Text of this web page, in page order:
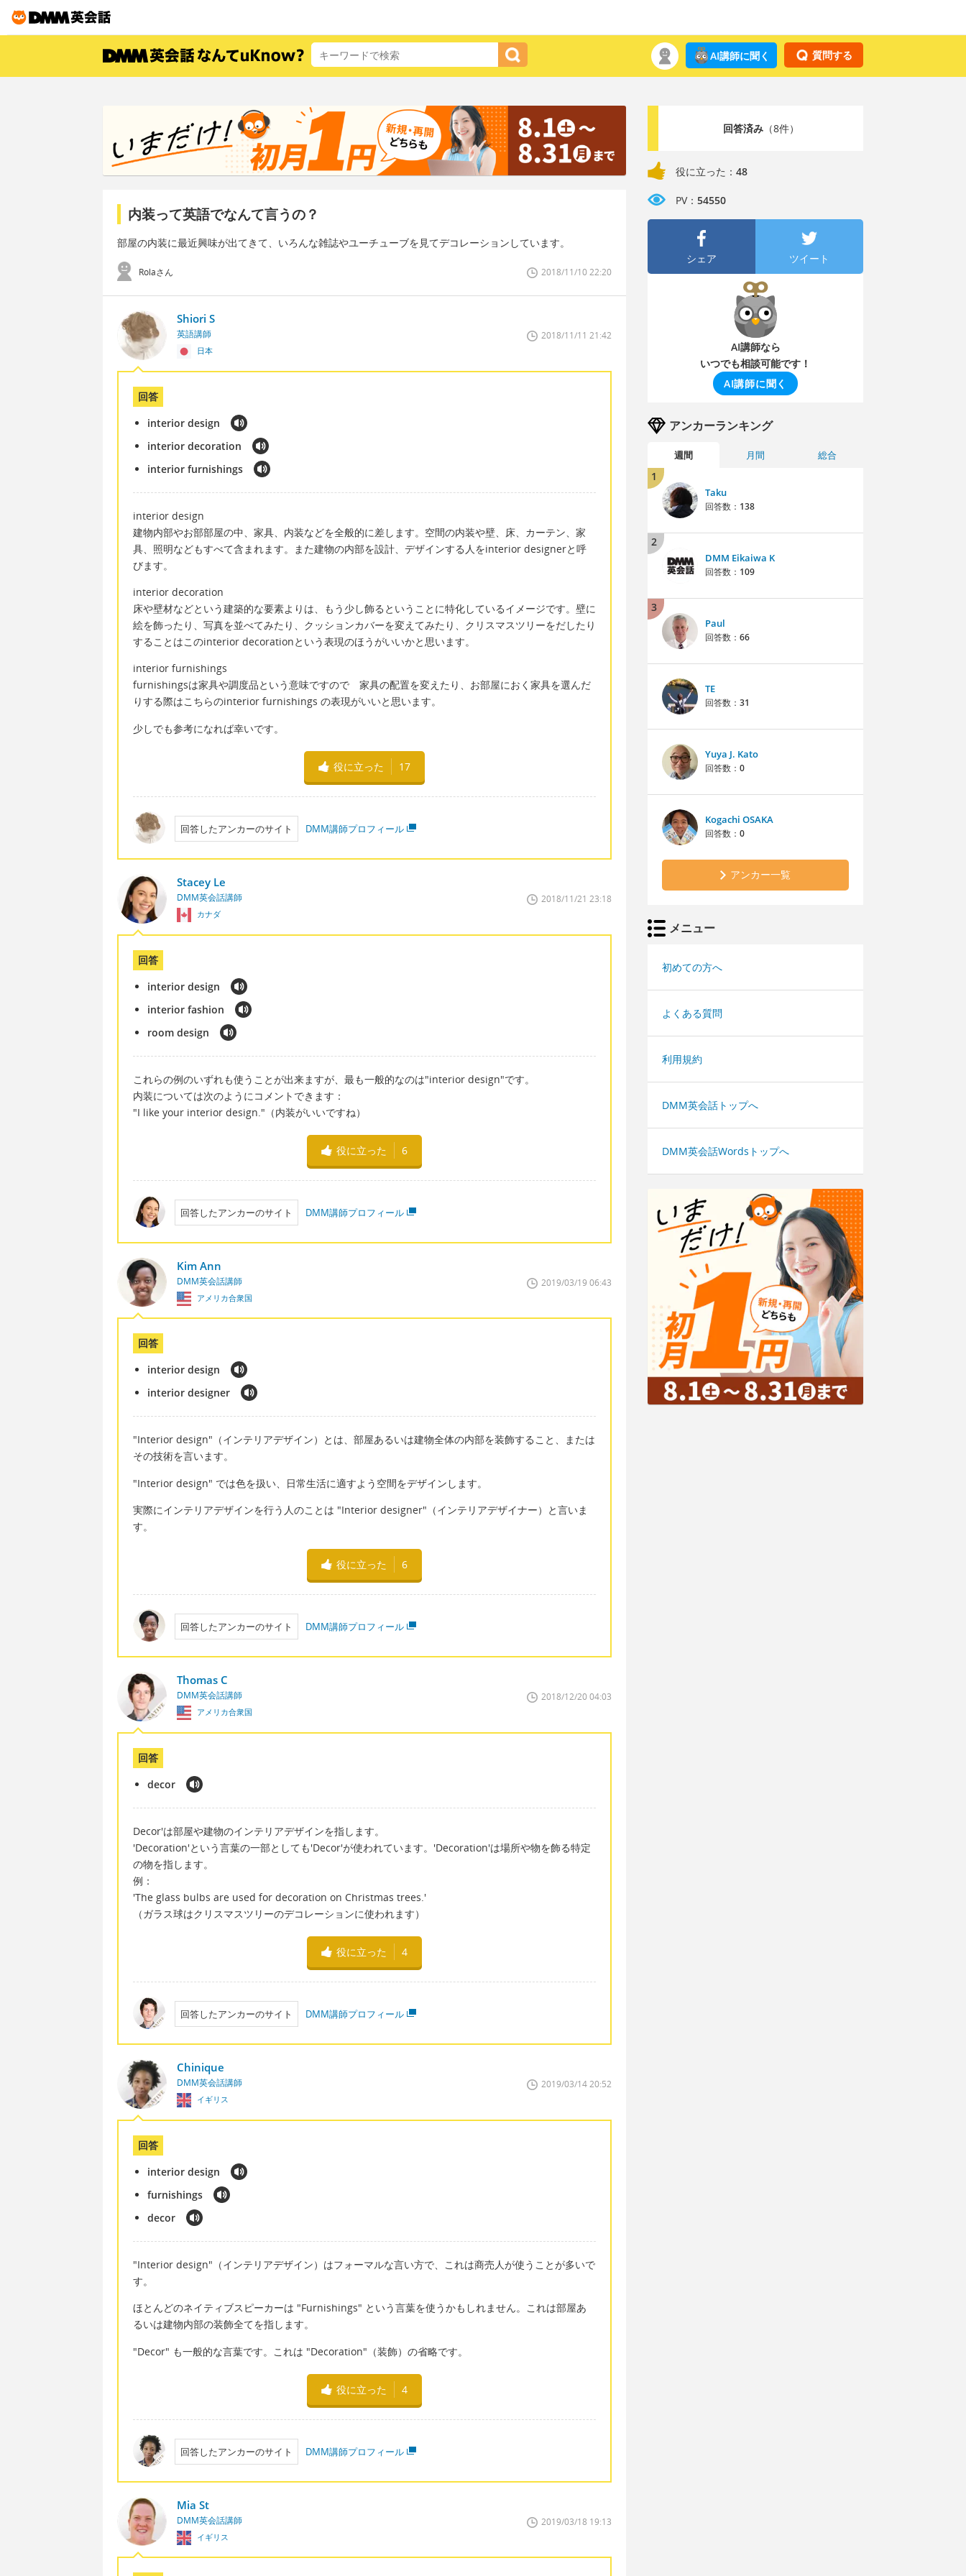
質問する
AI講師に聞く
内装って英語でなんて言うの？
部屋の内装に最近興味が出てきて、いろんな雑誌やユーチューブを見てデコレーションしています。
Rolaさん 2018/11/10 22:20
Shiori S
英語講師
日本
2018/11/11 21:42
回答
interior design
interior decoration
interior furnishings
interior design
建物内部やお部部屋の中、家具、内装などを全般的に差します。空間の内装や壁、床、カーテン、家
具、照明などもすべて含まれます。また建物の内部を設計、デザインする人をinterior designerと呼
びます。
interior decoration
床や壁材などという建築的な要素よりは、もう少し飾るということに特化しているイメージです。壁に
絵を飾ったり、写真を並べてみたり、クッションカバーを変えてみたり、クリスマスツリーをだしたり
することはこのinterior decorationという表現のほうがいいかと思います。
interior furnishings
furnishingsは家具や調度品という意味ですので 家具の配置を変えたり、お部屋におく家具を選んだ
りする際はこちらのinterior furnishings の表現がいいと思います。
少しでも参考になれば幸いです。
役に立った 17
回答したアンカーのサイト DMM講師プロフィール
Stacey Le
DMM英会話講師
カナダ
2018/11/21 23:18
回答
interior design
interior fashion
room design
これらの例のいずれも使うことが出来ますが、最も一般的なのは"interior design"です。
内装については次のようにコメントできます：
"I like your interior design."（内装がいいですね）
役に立った 6
回答したアンカーのサイト DMM講師プロフィール
Kim Ann
DMM英会話講師
アメリカ合衆国
2019/03/19 06:43
回答
interior design
interior designer
"Interior design"（インテリアデザイン）とは、部屋あるいは建物全体の内部を装飾すること、または
その技術を言います。
"Interior design" では色を扱い、日常生活に適すよう空間をデザインします。
実際にインテリアデザインを行う人のことは "Interior designer"（インテリアデザイナー）と言いま
す。
役に立った 6
回答したアンカーのサイト DMM講師プロフィール
Thomas C
DMM英会話講師
アメリカ合衆国
2018/12/20 04:03
回答
decor
Decor'は部屋や建物のインテリアデザインを指します。
'Decoration'という言葉の一部としても'Decor'が使われています。'Decoration'は場所や物を飾る特定
の物を指します。
例：
'The glass bulbs are used for decoration on Christmas trees.'
（ガラス球はクリスマスツリーのデコレーションに使われます）
役に立った 4
回答したアンカーのサイト DMM講師プロフィール
Chinique
DMM英会話講師
イギリス
2019/03/14 20:52
回答
interior design
furnishings
decor
"Interior design"（インテリアデザイン）はフォーマルな言い方で、これは商売人が使うことが多いで
す。
ほとんどのネイティブスピーカーは "Furnishings" という言葉を使うかもしれません。これは部屋あ
るいは建物内部の装飾全てを指します。
"Decor" も一般的な言葉です。これは "Decoration"（装飾）の省略です。
役に立った 4
回答したアンカーのサイト DMM講師プロフィール
Mia St
DMM英会話講師
イギリス
2019/03/18 19:13
回答済み（8件）
役に立った： 48
PV： 54550
シェア ツイート
AI講師なら
いつでも相談可能です！
AI講師に聞く
アンカーランキング
週間 月間 総合
1
Taku
回答数： 138
2
DMM Eikaiwa K
回答数： 109
3
Paul
回答数： 66
TE
回答数： 31
Yuya J. Kato
回答数： 0
Kogachi OSAKA
回答数： 0
アンカー一覧
メニュー
初めての方へ
よくある質問
利用規約
DMM英会話トップへ
DMM英会話Wordsトップへ